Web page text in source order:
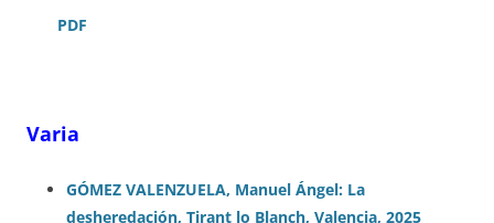
PDF
Varia
GÓMEZ VALENZUELA, Manuel Ángel: La
desheredación, Tirant lo Blanch, Valencia, 2025